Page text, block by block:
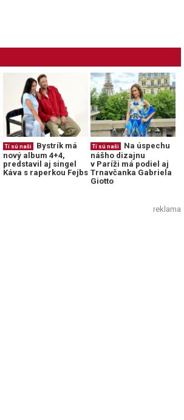
Tí sú naši
Bystrík má
nový album 4+4,
predstavil aj singel
Káva s raperkou Fejbs
Tí sú naši
Na úspechu
nášho dizajnu
v Paríži má podiel aj
Trnavčanka Gabriela
Giotto
reklama